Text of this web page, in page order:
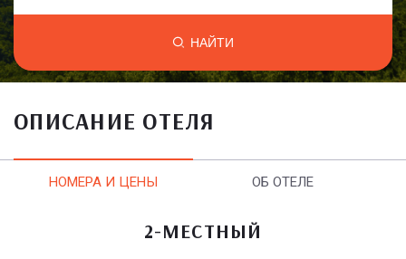
НАЙТИ
ОПИСАНИЕ ОТЕЛЯ
НОМЕРА И ЦЕНЫ ОБ ОТЕЛЕ
2-МЕСТНЫЙ